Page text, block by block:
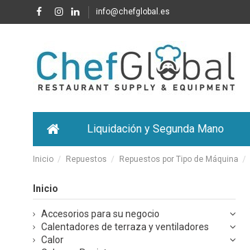
info@chefglobal.es
Liquidación y Segunda Mano
Inicio Repuestos Repuestos por Tipo de Máquina
Inicio
Accesorios para su negocio
Calentadores de terraza y ventiladores
Calor